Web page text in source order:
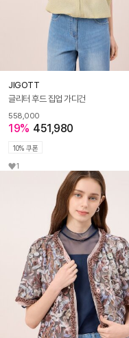
JIGOTT
글리터 후드 집업 가디건
558,000
19% 451,980
10% 쿠폰
1